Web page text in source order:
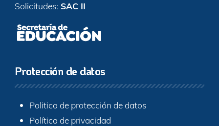
Solicitudes: SAC II
Protección de datos
Politica de protección de datos
Política de privacidad